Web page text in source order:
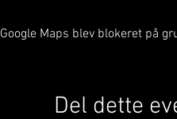
Google Maps blev blokeret på
Del dette